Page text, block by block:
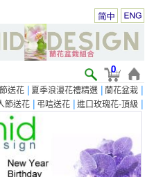
0
送花 | 夏季浪漫花禮精選 | 蘭花盆栽 |
節送花 | 弔唁送花 | 進口玫瑰花-頂級 |